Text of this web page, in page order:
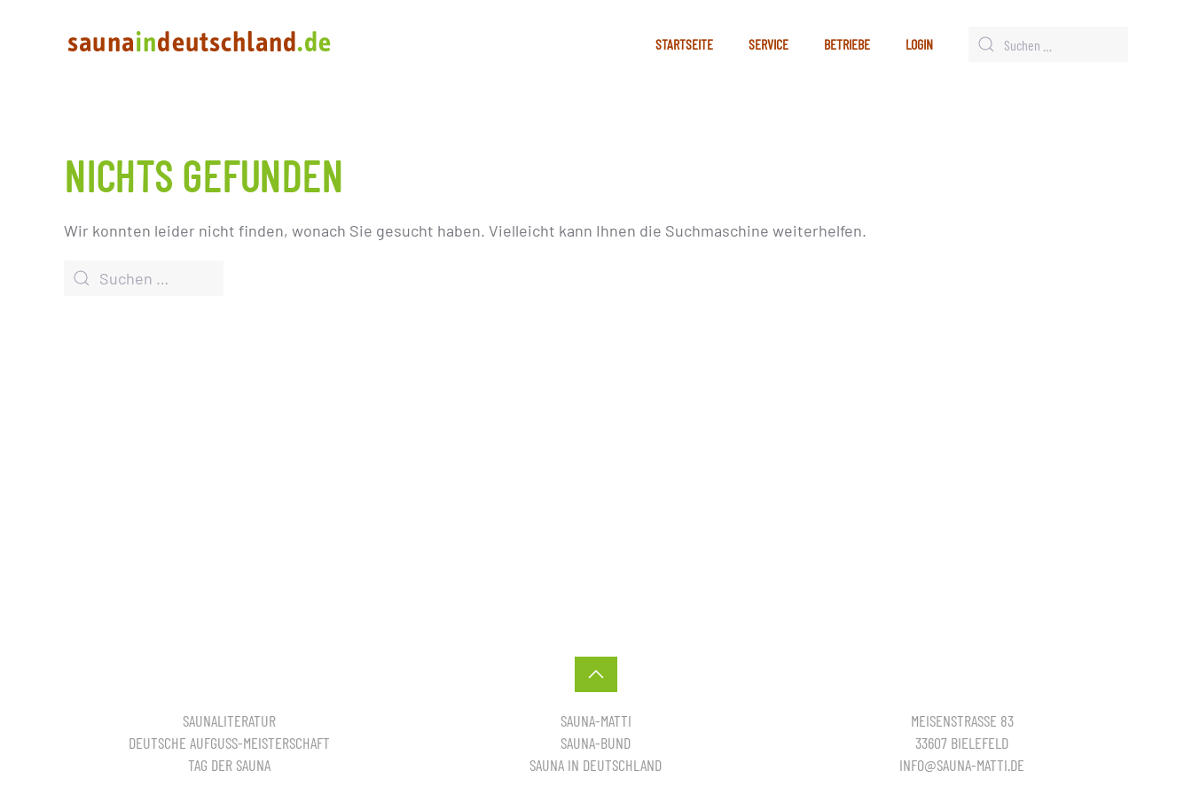
STARTSEITE SERVICE BETRIEBE LOGIN
NICHTS GEFUNDEN
Wir konnten leider nicht finden, wonach Sie gesucht haben. Vielleicht kann Ihnen die Suchmaschine weiterhelfen.
SAUNALITERATUR
DEUTSCHE AUFGUSS-MEISTERSCHAFT
TAG DER SAUNA
SAUNA-MATTI
SAUNA-BUND
SAUNA IN DEUTSCHLAND
MEISENSTRASSE 83
33607 BIELEFELD
INFO@SAUNA-MATTI.DE